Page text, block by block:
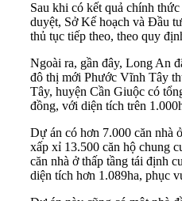
Sau khi có kết quả chính
duyệt, Sở Kế hoạch và Đầu
thủ tục tiếp theo, theo quy
Ngoài ra, gần đây, Long An
đô thị mới Phước Vĩnh Tây
Tây, huyện Cần Giuộc có
đồng, với diện tích trên
Dự án có hơn 7.000 căn nhà
xấp xỉ 13.500 căn hộ chung
căn nhà ở thấp tầng tái định
diện tích hơn 1.089ha, phục